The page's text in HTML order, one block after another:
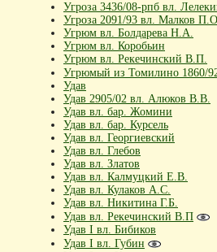
Угроза 3436/08-рпб вл.
Угроза 2091/93 вл. Малков
Угрюм вл. Болдарева Н.А.
Угрюм вл. Коробьин
Угрюм вл. Рекечинский В.П.
Угрюмый из Томилино 1860/
Удав
Удав 2905/02 вл. Алюков В.В.
Удав вл. бар. Жомини
Удав вл. бар. Курсель
Удав вл. Георгиевский
Удав вл. Глебов
Удав вл. Златов
Удав вл. Калмуцкий Е.В.
Удав вл. Кулаков А.С.
Удав вл. Никитина Г.Б.
Удав вл. Рекечинский В.П
Удав I вл. Бибиков
Удав I вл. Губин